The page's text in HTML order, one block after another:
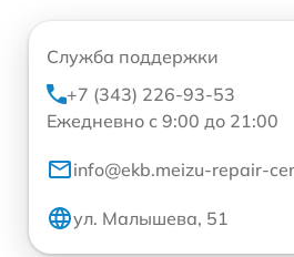
Служба поддержки
+7 (343) 226-93-53
Ежедневно с 9:00 до 21:00
info@ekb.meizu-repair-
ул. Малышева, 51